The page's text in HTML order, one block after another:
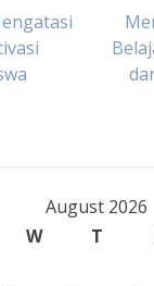
August 2026
W T